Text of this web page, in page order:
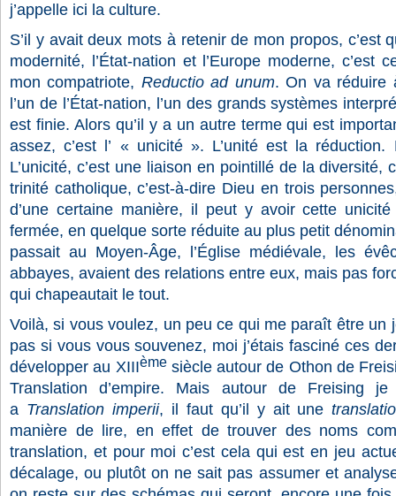
j’appelle ici la culture.
S’il y avait deux mots à retenir de mon propos, c’est
modernité, l’État-nation et l’Europe moderne, c’est
mon compatriote, Reductio ad unum. On va réduire
l’un de l’État-nation, l’un des grands systèmes
est finie. Alors qu’il y a un autre terme qui est
assez, c’est l’ « unicité ». L’unité est la réduction.
L’unicité, c’est une liaison en pointillé de la diversité,
trinité catholique, c’est-à-dire Dieu en trois
d’une certaine manière, il peut y avoir cette
fermée, en quelque sorte réduite au plus petit
passait au Moyen-Âge, l’Église médiévale, les
abbayes, avaient des relations entre eux, mais pas
qui chapeautait le tout.
Voilà, si vous voulez, un peu ce qui me paraît être un
pas si vous vous souvenez, moi j’étais fasciné ces
développer au XIIIèmesiècle autour de Othon de
Translation d’empire. Mais autour de Freising
a Translation imperii, il faut qu’il y ait une
manière de lire, en effet de trouver des noms
translation, et pour moi c’est cela qui est en jeu
décalage, ou plutôt on ne sait pas assumer et